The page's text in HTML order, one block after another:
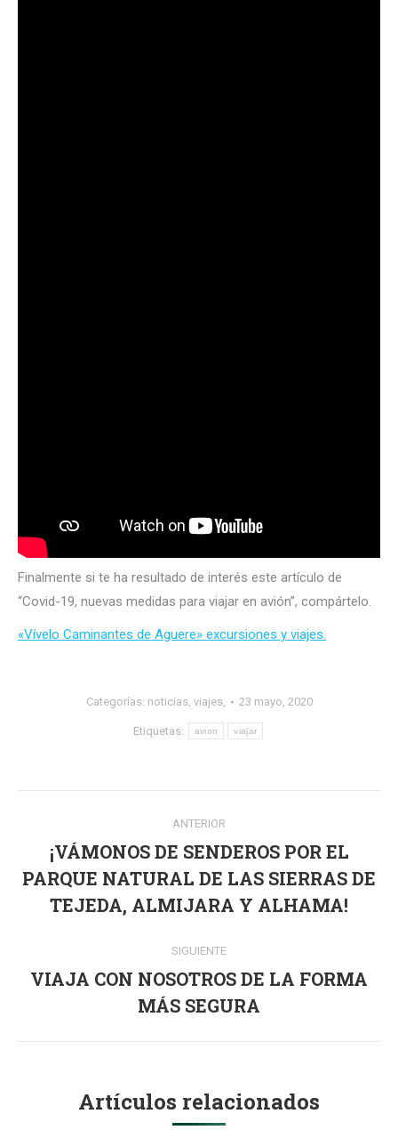
Finalmente si te ha resultado de interés este artículo de
“Covid-19, nuevas medidas para viajar en avión”, compártelo.
«Vívelo Caminantes de Aguere» excursiones y viajes.
Categorías: noticias, viajes, 23 mayo, 2020
Etiquetas: avion viajar
Navegación
entre
publicaciones
ANTERIOR
Publicación
anterior:
¡VÁMONOS DE SENDEROS POR EL
PARQUE NATURAL DE LAS SIERRAS DE
TEJEDA, ALMIJARA Y ALHAMA!
SIGUIENTE
Publicación
siguiente:
VIAJA CON NOSOTROS DE LA FORMA
MÁS SEGURA
Artículos relacionados